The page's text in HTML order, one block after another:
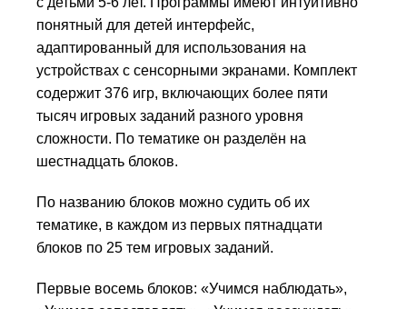
понятный для детей интерфейс,
адаптированный для использования на
устройствах с сенсорными экранами. Комплект
содержит 376 игр, включающих более пяти
тысяч игровых заданий разного уровня
сложности. По тематике он разделён на
шестнадцать блоков.
По названию блоков можно судить об их
тематике, в каждом из первых пятнадцати
блоков по 25 тем игровых заданий.
Первые восемь блоков: «Учимся наблюдать»,